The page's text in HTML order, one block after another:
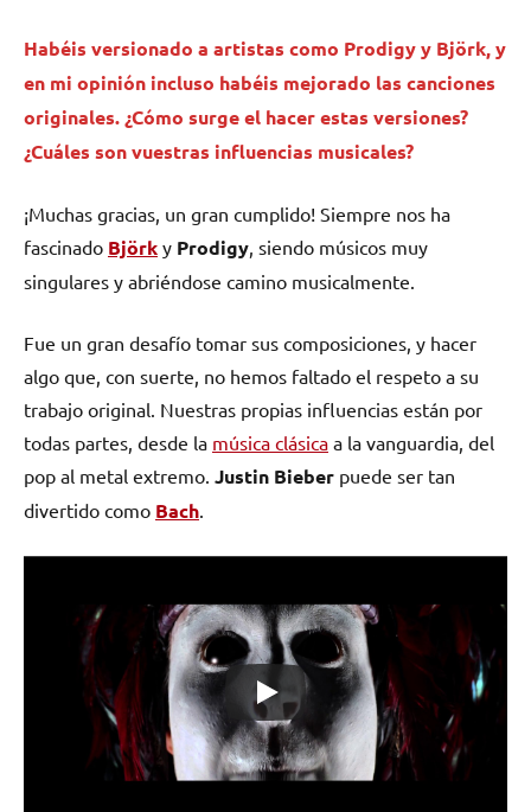
Habéis versionado a artistas como Prodigy y Björk, y
en mi opinión incluso habéis mejorado las canciones
originales. ¿Cómo surge el hacer estas versiones?
¿Cuáles son vuestras influencias musicales?
¡Muchas gracias, un gran cumplido! Siempre nos ha
fascinado Björk y Prodigy, siendo músicos muy
singulares y abriéndose camino musicalmente.
Fue un gran desafío tomar sus composiciones, y hacer
algo que, con suerte, no hemos faltado el respeto a su
trabajo original. Nuestras propias influencias están por
todas partes, desde la música clásica a la vanguardia, del
pop al metal extremo. Justin Bieber puede ser tan
divertido como Bach.